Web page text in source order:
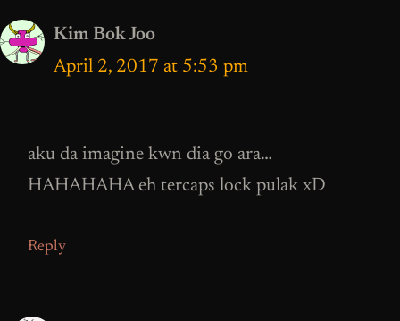
Kim Bok Joo
April 2, 2017 at 5:53 pm
aku da imagine kwn dia go ara…
HAHAHAHA eh tercaps lock pulak xD
Reply